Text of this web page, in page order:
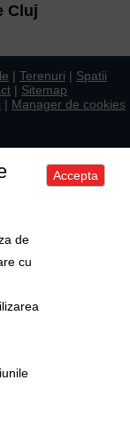
Cluj
| Terenuri | Spatii
| Sitemap
| Manager de cookies
de
cu
Accepta